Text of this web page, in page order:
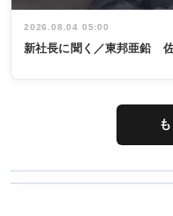
2026.08.04 05:00
新社長に聞く／東邦亜鉛